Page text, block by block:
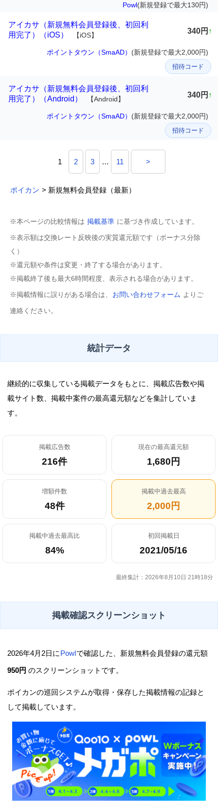
Powl(新規登録で最大130円)
アイカサ（新規無料会員登録後、初回利
用完了）（iOS）
【iOS】 340円 ↑
ポイントタウン（SmaAD） (新規登録で最大2,000円)
招待コード
アイカサ（新規無料会員登録後、初回利
用完了）（Android）
【Android】 340円 ↑
ポイントタウン（SmaAD） (新規登録で最大2,000円)
招待コード
1 2 3 … 11 >
ポイカン > 新規無料会員登録（最新）
※本ページの比較情報は 掲載基準 に基づき作成しています。
※表示額は交換レート反映後の実質還元額です（ボーナス分除
く）
※還元額や条件は変更・終了する場合があります。
※掲載終了後も最大6時間程度、表示される場合があります。
※掲載情報に誤りがある場合は、 お問い合わせフォーム よりご
連絡ください。
統計データ
継続的に収集している掲載データをもとに、掲載広告数や掲
載サイト数、掲載中案件の最高還元額などを集計していま
す。
掲載広告数
216件
現在の最高還元額
1,680円
増額件数
48件
掲載中過去最高
2,000円
掲載中過去最高比
84%
初回掲載日
2021/05/16
最終集計：2026年8月10日 21時18分
掲載確認スクリーンショット
2026年4月2日に Powlで確認した、新規無料会員登録の還元額
950円 のスクリーンショットです。
ポイカンの巡回システムが取得・保存した掲載情報の記録と
して掲載しています。